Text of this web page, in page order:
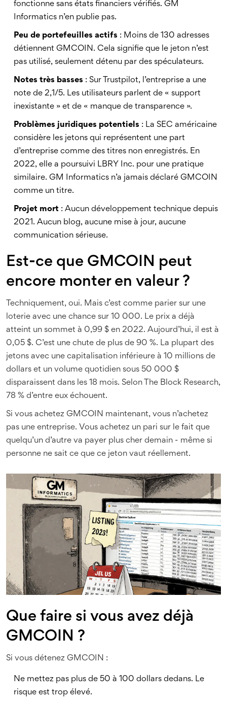
fonctionne sans états financiers vérifiés. GM
Informatics n’en publie pas.
Peu de portefeuilles actifs : Moins de 130 adresses
détiennent GMCOIN. Cela signifie que le jeton n’est
pas utilisé, seulement détenu par des spéculateurs.
Notes très basses : Sur Trustpilot, l’entreprise a une
note de 2,1/5. Les utilisateurs parlent de « support
inexistante » et de « manque de transparence ».
Problèmes juridiques potentiels : La SEC américaine
considère les jetons qui représentent une part
d’entreprise comme des titres non enregistrés. En
2022, elle a poursuivi LBRY Inc. pour une pratique
similaire. GM Informatics n’a jamais déclaré GMCOIN
comme un titre.
Projet mort : Aucun développement technique depuis
2021. Aucun blog, aucune mise à jour, aucune
communication sérieuse.
Est-ce que GMCOIN peut
encore monter en valeur ?
Techniquement, oui. Mais c’est comme parier sur une
loterie avec une chance sur 10 000. Le prix a déjà
atteint un sommet à 0,99 $ en 2022. Aujourd’hui, il est à
0,05 $. C’est une chute de plus de 90 %. La plupart des
jetons avec une capitalisation inférieure à 10 millions de
dollars et un volume quotidien sous 50 000 $
disparaissent dans les 18 mois. Selon The Block Research,
78 % d’entre eux échouent.
Si vous achetez GMCOIN maintenant, vous n’achetez
pas une entreprise. Vous achetez un pari sur le fait que
quelqu’un d’autre va payer plus cher demain - même si
personne ne sait ce que ce jeton vaut réellement.
Que faire si vous avez déjà
GMCOIN ?
Si vous détenez GMCOIN :
Ne mettez pas plus de 50 à 100 dollars dedans. Le
risque est trop élevé.